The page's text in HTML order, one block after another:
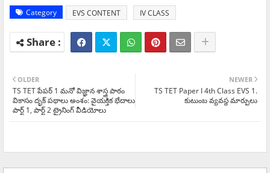
Category EVS CONTENT IV CLASS
NEWER
TS TET Paper I 4th Class EVS 1.
కుటుంబ వ్యవస్థ మార్పులు
OLDER
TS TET పేపర్ 1 మనో విజ్ఞాన శాస్త్ర పాఠం
వికాసం దృక్ పథాలు అంశం: వైయక్తిక భేదాలు
పార్ట్ 1, పార్ట్ 2 ట్రైనింగ్ వీడియోలు